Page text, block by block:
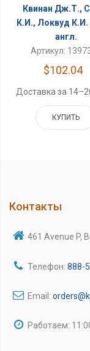
Квинан Дж.Т.,
К.И., Локвуд К.И.
англ.
Артикул:
$102.04
Доставка за
КУПИТЬ
Контакты
461 Avenue P,
Телефон: 888-
Email:
Работаем: